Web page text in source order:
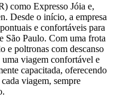
como Expresso Jóia e,
Desde o início, a empresa
e confortáveis para
São Paulo. Com uma frota
e poltronas com descanso
viagem confortável e
capacitada, oferecendo
viagem, sempre